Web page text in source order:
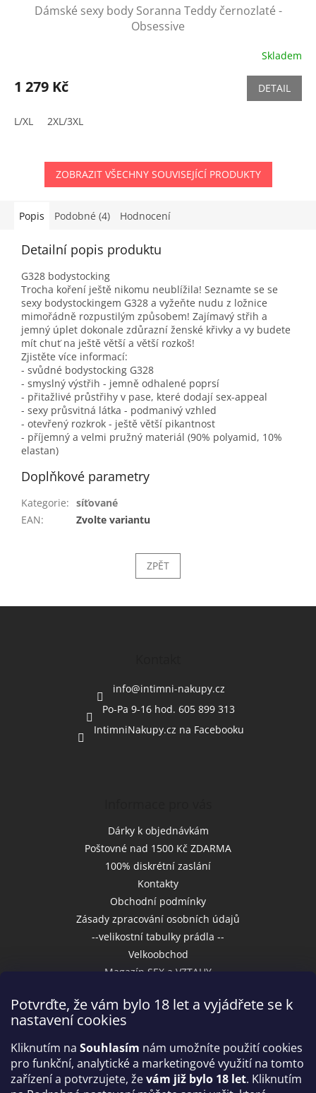
Potvrďte, že vám bylo 18 let a vyjádřete se k
nastavení cookies
Kliknutím na Souhlasím nám umožníte použití cookies
pro funkční, analytické a marketingové využití na tomto
zařízení a potvrzujete, ževám již bylo 18 let. Kliknutím
Dámské sexy body Soranna Teddy černozlaté -
Obsessive
Skladem
1 279 Kč DETAIL
L/XL 2XL/3XL
ZOBRAZIT VŠECHNY SOUVISEJÍCÍ PRODUKTY
Popis Podobné (4) Hodnocení
Detailní popis produktu
G328 bodystocking
Trocha koření ještě nikomu neublížila! Seznamte se se
sexy bodystockingem G328 a vyžeňte nudu z ložnice
mimořádně rozpustilým způsobem! Zajímavý střih a
jemný úplet dokonale zdůrazní ženské křivky a vy budete
mít chuť na ještě větší a větší rozkoš!
Zjistěte více informací:
- svůdné bodystocking G328
- smyslný výstřih - jemně odhalené poprsí
- přitažlivé průstřihy v pase, které dodají sex-appeal
- sexy průsvitná látka - podmanivý vzhled
- otevřený rozkrok - ještě větší pikantnost
- příjemný a velmi pružný materiál (90% polyamid, 10%
elastan)
Doplňkové parametry
Kategorie: síťované
EAN: Zvolte variantu
ZPĚT
info@intimni-nakupy.cz
Po-Pa 9-16 hod. 605 899 313
IntimniNakupy.cz na Facebooku
Dárky k objednávkám
Poštovné nad 1500 Kč ZDARMA
100% diskrétní zaslání
Kontakty
Obchodní podmínky
Zásady zpracování osobních údajů
--velikostní tabulky prádla --
Velkoobchod
Magazín SEX a VZTAHY
Přijímáme online platby